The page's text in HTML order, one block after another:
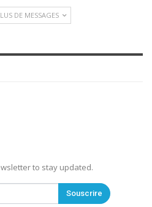
DE MESSAGES
to stay updated.
Souscrire